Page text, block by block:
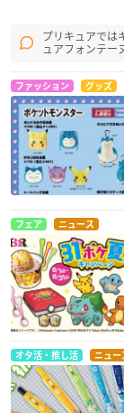
プリキュアでは
ュアフォンテ
ファッション グッズ
フェア ニュース
オタ活・推し活 ニュー